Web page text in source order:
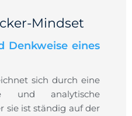
Mindset
Denkweise eines
sich durch eine
und analytische
sie ist ständig auf der